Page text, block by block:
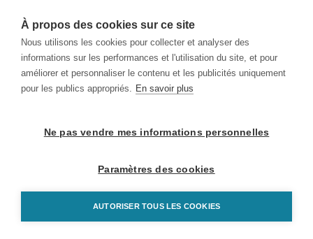
À propos des cookies sur ce site
Nous utilisons les cookies pour collecter et analyser des
informations sur les performances et l'utilisation du site, et pour
améliorer et personnaliser le contenu et les publicités uniquement
pour les publics appropriés. En savoir plus
Ne pas vendre mes informations personnelles
Paramètres des cookies
AUTORISER TOUS LES COOKIES